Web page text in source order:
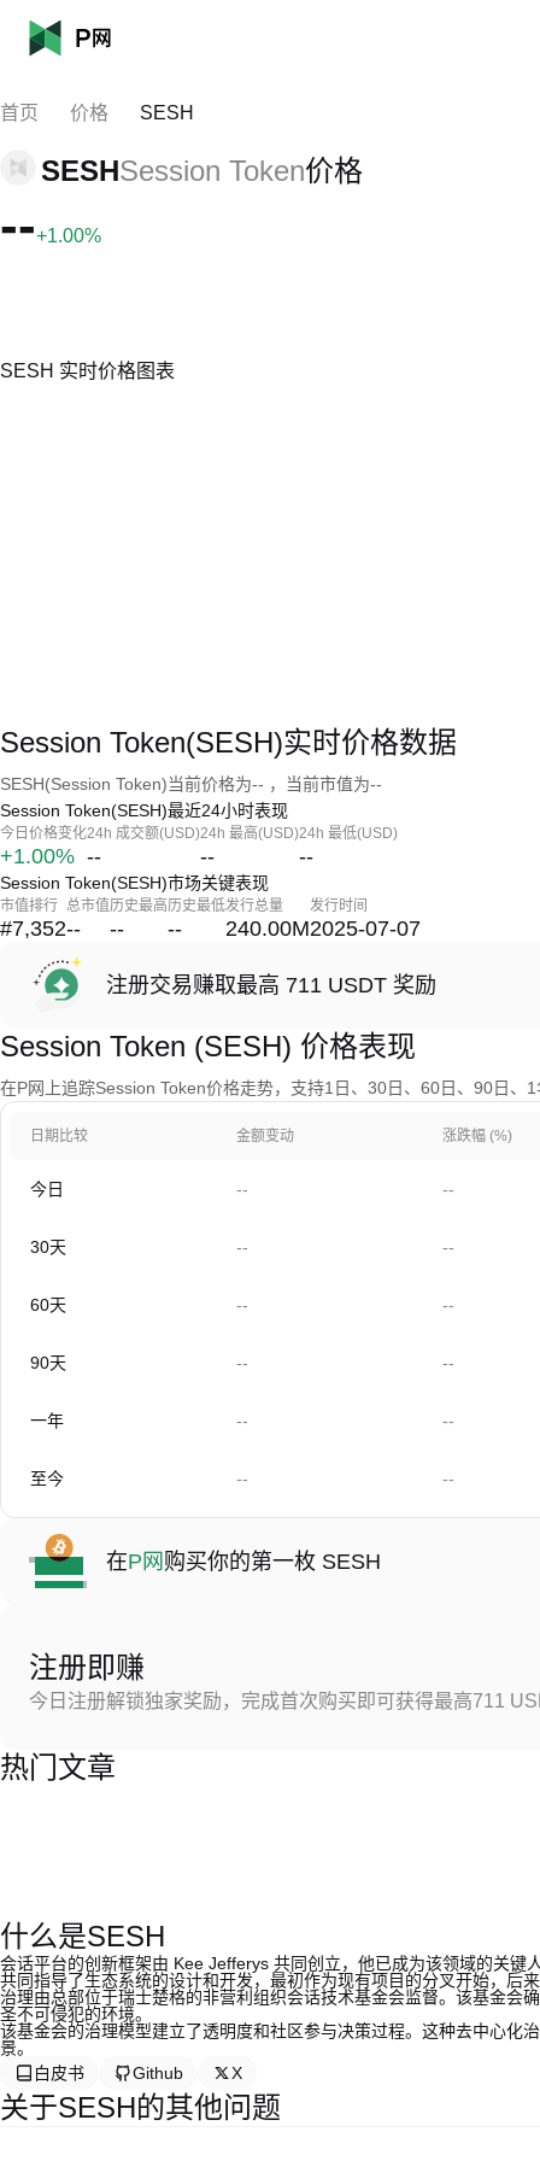
首页 价格 SESH
SESHSession Token价格
--+1.00%
SESH 实时价格图表
Session Token(SESH)实时价格数据
SESH(Session Token)当前价格为-- ，当前市值为--
Session Token(SESH)最近24小时表现
今日价格变化
+1.00%
24h 成交额(USD)
--
24h 最高(USD)
--
24h 最低(USD)
--
Session Token(SESH)市场关键表现
市值排行
#7,352
总市值
--
历史最高
--
历史最低
--
发行总量
240.00M
发行时间
2025-07-07
注册交易赚取最高 711 USDT 奖励
Session Token (SESH) 价格表现
在P网上追踪Session Token价格走势，支持1日、30日、60日、90日、
日期比较 金额变动 涨跌幅 (%)
今日 -- --
30天 -- --
60天 -- --
90天 -- --
一年 -- --
至今 -- --
在P网 购买你的第一枚 SESH
注册即赚
今日注册解锁独家奖励，完成首次购买即可获得最高711
热门文章
什么是SESH
会话平台的创新框架由 Kee Jefferys 共同创立，他已成为该领域的关
共同指导了生态系统的设计和开发，最初作为现有项目的分叉开始，后
治理由总部位于瑞士楚格的非营利组织会话技术基金会监督。该基金会
圣不可侵犯的环境。
该基金会的治理模型建立了透明度和社区参与决策过程。这种去中心化
景。
白皮书
Github X
关于SESH的其他问题